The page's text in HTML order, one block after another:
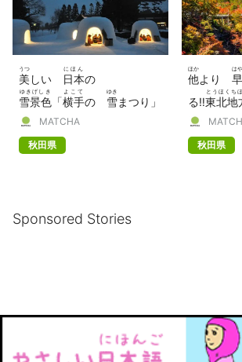
美
うつ
しい 日本
にほん
の
雪景色
ゆきげしき
「横手
よこて
の 雪
ゆき
まつり」
【2022年】
MATCHA
秋田県
他
ほか
より早
はや
る‼東北地
とうほくち
ト 7つ（
か）
秋田県
Sponsored Stories